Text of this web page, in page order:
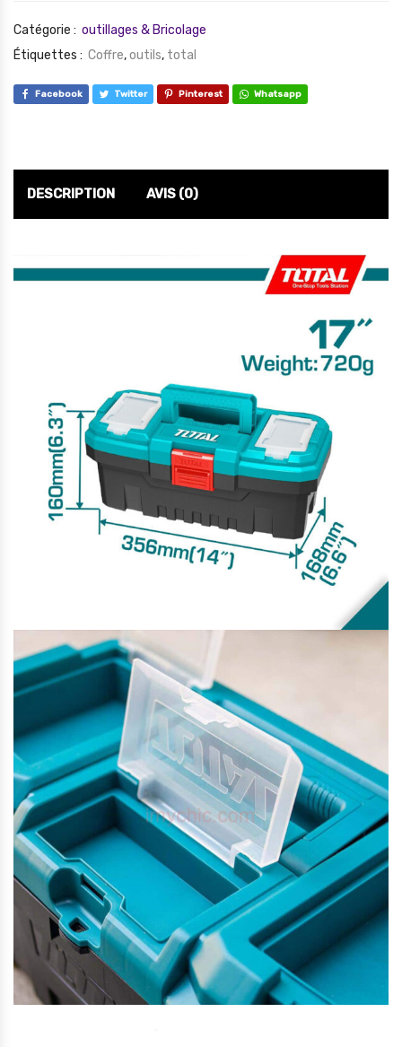
Catégorie : outillages & Bricolage
Étiquettes : Coffre,outils, total
Facebook Twitter Pinterest Whatsapp
DESCRIPTION AVIS (0)